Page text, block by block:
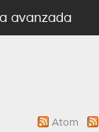
avanzada
Atom